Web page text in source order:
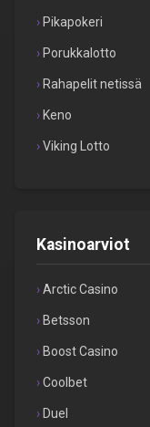
Pikapokeri
Porukkalotto
Rahapelit netissä
Keno
Viking Lotto
Kasinoarviot
Arctic Casino
Betsson
Boost Casino
Coolbet
Duel